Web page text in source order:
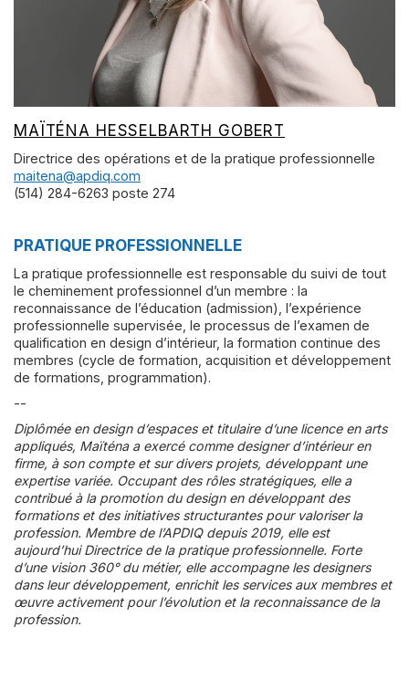
MAÏTÉNA HESSELBARTH GOBERT
Directrice des opérations et de la pratique professionnelle
maitena@apdiq.com
(514) 284-6263 poste 274
PRATIQUE PROFESSIONNELLE
La pratique professionnelle est responsable du suivi de tout
le cheminement professionnel d’un membre : la
reconnaissance de l’éducation (admission), l’expérience
professionnelle supervisée, le processus de l’examen de
qualification en design d’intérieur, la formation continue des
membres (cycle de formation, acquisition et développement
de formations, programmation).
--
Diplômée en design d’espaces et titulaire d’une licence en arts
appliqués, Maïténa a exercé comme designer d’intérieur en
firme, à son compte et sur divers projets, développant une
expertise variée. Occupant des rôles stratégiques, elle a
contribué à la promotion du design en développant des
formations et des initiatives structurantes pour valoriser la
profession. Membre de l’APDIQ depuis 2019, elle est
aujourd’hui Directrice de la pratique professionnelle. Forte
d’une vision 360° du métier, elle accompagne les designers
dans leur développement, enrichit les services aux membres et
œuvre activement pour l’évolution et la reconnaissance de la
profession.